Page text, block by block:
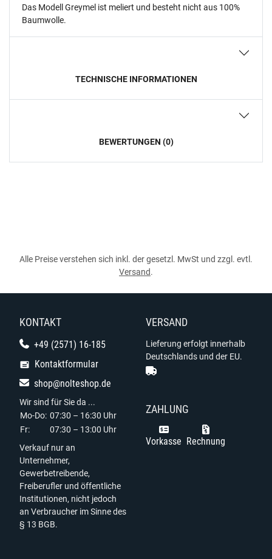
Das Modell Greymel ist meliert und besteht nicht aus 100%
Baumwolle.
TECHNISCHE INFORMATIONEN
BEWERTUNGEN (0)
Alle Preise verstehen sich inkl. der gesetzl. MwSt und zzgl. evtl.
Versand.
KONTAKT
+49 (2571) 16-185
Kontaktformular
shop@nolteshop.de
Wir sind für Sie da ...
Mo-Do: 07:30 – 16:30 Uhr
Fr:
07:30 – 13:00 Uhr
Verkauf nur an
Unternehmer,
Gewerbetreibende,
Freiberufler und öffentliche
Institutionen, nicht jedoch
an Verbraucher im Sinne des
§ 13 BGB.
VERSAND
Lieferung erfolgt innerhalb
Deutschlands und der EU.
ZAHLUNG
Vorkasse Rechnung